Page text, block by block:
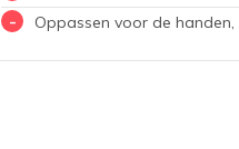
- Oppassen voor de